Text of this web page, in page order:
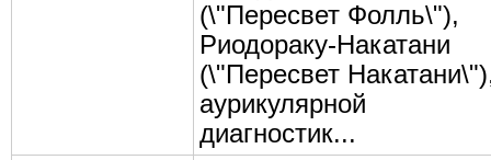
(\"Пересвет Фолль\"),
Риодораку-Накатани
(\"Пересвет
аурикулярной
диагностик...